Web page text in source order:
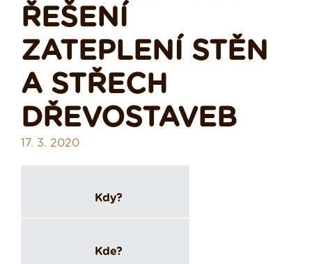
ŘEŠENÍ
ZATEPLENÍ STĚN
A STŘECH
DŘEVOSTAVEB
17. 3. 2020
Kdy?
Kde?